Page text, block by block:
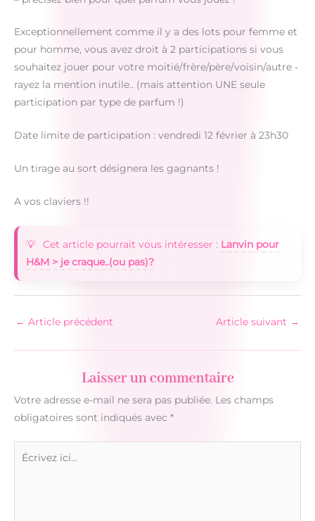
Exceptionnellement comme il y a des lots pour femme et
pour homme, vous avez droit à 2 participations si vous
souhaitez jouer pour votre moitié/frère/père/voisin/autre -
rayez la mention inutile.. (mais attention UNE seule
participation par type de parfum !)
Date limite de participation : vendredi 12 février à 23h30
Un tirage au sort désignera les gagnants !
A vos claviers !!
Cet article pourrait vous intéresser : Lanvin pour
H&M > je craque..(ou pas)?
← Article précédent Article suivant →
Laisser un commentaire
Votre adresse e-mail ne sera pas publiée. Les champs
obligatoires sont indiqués avec *